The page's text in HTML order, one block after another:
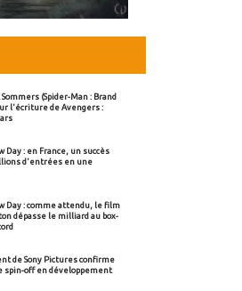
(Spider-Man : Brand
l'écriture de Avengers :
Day : en France, un succès
d'entrées en une
Day : comme attendu, le film
dépasse le milliard au box-
de Sony Pictures confirme
spin-off en développement